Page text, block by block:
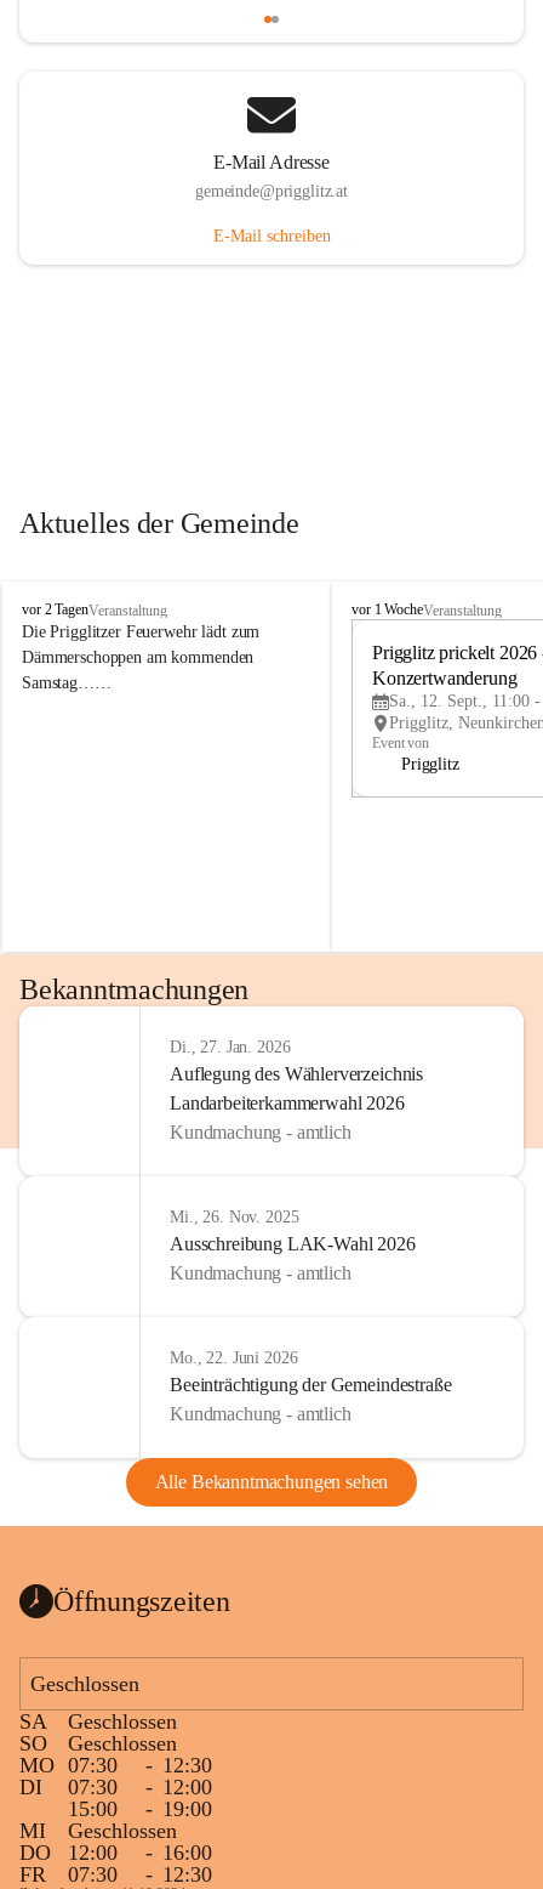
E-Mail Adresse
gemeinde@prigglitz.at
E-Mail schreiben
Aktuelles der Gemeinde
P
r
i
g
vor 2 TagenVeranstaltung
Die Prigglitzer Feuerwehr lädt zum
Dämmerschoppen am kommenden
Samstag……
P
vor 1 WocheVeranstaltung
Prigglitz prickelt 2026
Konzertwanderung
Sa., 12. Sept., 11:00
Event von
Prigglitz
Bekanntmachungen
Di., 27. Jan. 2026
Auflegung des Wählerverzeichnis
Landarbeiterkammerwahl 2026
Kundmachung - amtlich
Mi., 26. Nov. 2025
Ausschreibung LAK-Wahl 2026
Kundmachung - amtlich
Mo., 22. Juni 2026
Beeinträchtigung der Gemeindestraße
Kundmachung - amtlich
Alle Bekanntmachungen sehen
Öffnungszeiten
Geschlossen
SA
Geschlossen
SO
Geschlossen
MO 07:30 - 12:30
DI
07:30 - 12:00
15:00
- 19:00
MI
Geschlossen
DO
12:00 - 16:00
FR
07:30 - 12:30